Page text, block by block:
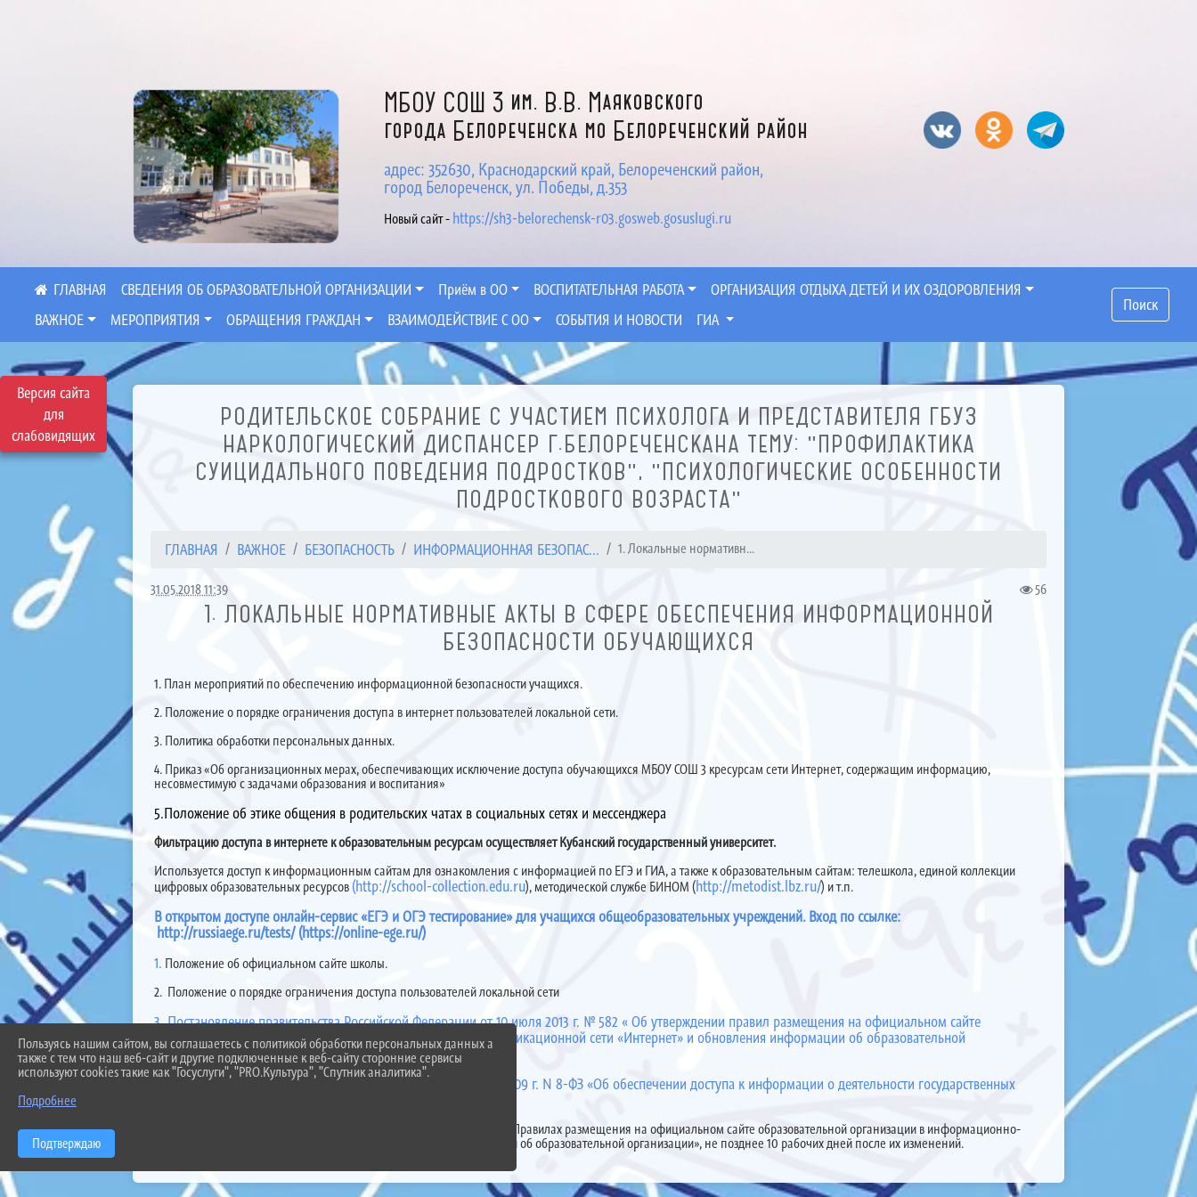
Версия сайта
для
слабовидящих
МБОУ СОШ 3 им. В.В. Маяковского
города Белореченска мо Белореченский район
адрес: 352630, Краснодарский край, Белореченский район,
город Белореченск, ул. Победы, д.353
Новый сайт - https://sh3-belorechensk-r03.gosweb.gosuslugi.ru
СВЕДЕНИЯ ОБ ОБРАЗОВАТЕЛЬНОЙ ОРГАНИЗАЦИИ Приём в ОО ВОСПИТАТЕЛЬНАЯ РАБОТА
ОРГАНИЗАЦИЯ ОТДЫХА ДЕТЕЙ И ИХ ОЗДОРОВЛЕНИЯ
ВАЖНОЕ
МЕРОПРИЯТИЯ ОБРАЩЕНИЯ ГРАЖДАН ВЗАИМОДЕЙСТВИЕ С ОО СОБЫТИЯ И НОВОСТИ ГИА
Поиск
РОДИТЕЛЬСКОЕ СОБРАНИЕ С УЧАСТИЕМ ПСИХОЛОГА И ПРЕДСТАВИТЕЛЯ ГБУЗ
НАРКОЛОГИЧЕСКИЙ ДИСПАНСЕР Г.БЕЛОРЕЧЕНСКАНА ТЕМУ: "ПРОФИЛАКТИКА
СУИЦИДАЛЬНОГО ПОВЕДЕНИЯ ПОДРОСТКОВ", "ПСИХОЛОГИЧЕСКИЕ ОСОБЕННОСТИ
ПОДРОСТКОВОГО ВОЗРАСТА"
ГЛАВНАЯ ВАЖНОЕ БЕЗОПАСНОСТЬ ИНФОРМАЦИОННАЯ БЕЗОПАС... 1. Локальные нормативн...
31.05.2018 11:39 56
1. ЛОКАЛЬНЫЕ НОРМАТИВНЫЕ АКТЫ В СФЕРЕ ОБЕСПЕЧЕНИЯ ИНФОРМАЦИОННОЙ
БЕЗОПАСНОСТИ ОБУЧАЮЩИХСЯ
1. План мероприятий по обеспечению информационной безопасности учащихся.
2. Положение о порядке ограничения доступа в интернет пользователей локальной сети.
3. Политика обработки персональных данных.
4. Приказ «Об организационных мерах, обеспечивающих исключение доступа обучающихся МБОУ СОШ 3 кресурсам сети Интернет, содержащим информацию,
несовместимую с задачами образования и воспитания»
5.Положение об этике общения в родительских чатах в социальных сетях и мессенджера
Фильтрацию доступа в интернете к образовательным ресурсам осуществляет Кубанский государственный университет.
Используется доступ к информационным сайтам для ознакомления с информацией по ЕГЭ и ГИА, а также к образовательным сайтам: телешкола, единой коллекции
цифровых образовательных ресурсов (http://school-collection.edu.ru), методической службе БИНОМ (http://metodist.lbz.ru/) и т.п.
В открытом доступе онлайн-сервис «ЕГЭ и ОГЭ тестирование» для учащихся общеобразовательных учреждений.Вход по ссылке:
http://russiaege.ru/tests/ (https://online-ege.ru/)
1. Положение об официальном сайте школы.
2. Положение о порядке ограничения доступа пользователей локальной сети
3. Постановление правительства Российской Федерации от 10 июля 2013 г. № 582 « Об утверждении правил размещения на официальном сайте
образовательной организации в информационно-телекоммуникационной сети «Интернет» и обновления информации об образовательной
организации».
4. Федеральный закон Российской Федерации от 9 февраля 2009 г. N 8-ФЗ «Об обеспечении доступа к информации о деятельности государственных
5. Образовательная организация обновляет сведения, указанные в «Правилах размещения на официальном сайте образовательной организации в информационно-
телекоммуникационной сети «Интернет» и обновления информации об образовательной организации», не позднее 10 рабочих дней после их изменений.
Пользуясь нашим сайтом, вы соглашаетесь с политикой обработки персональных данных а
также с тем что наш веб-сайт и другие подключенные к веб-сайту сторонние сервисы
используют cookies такие как "Госуслуги", "PRO.Культура", "Спутник аналитика".
Подробнее
Подтверждаю